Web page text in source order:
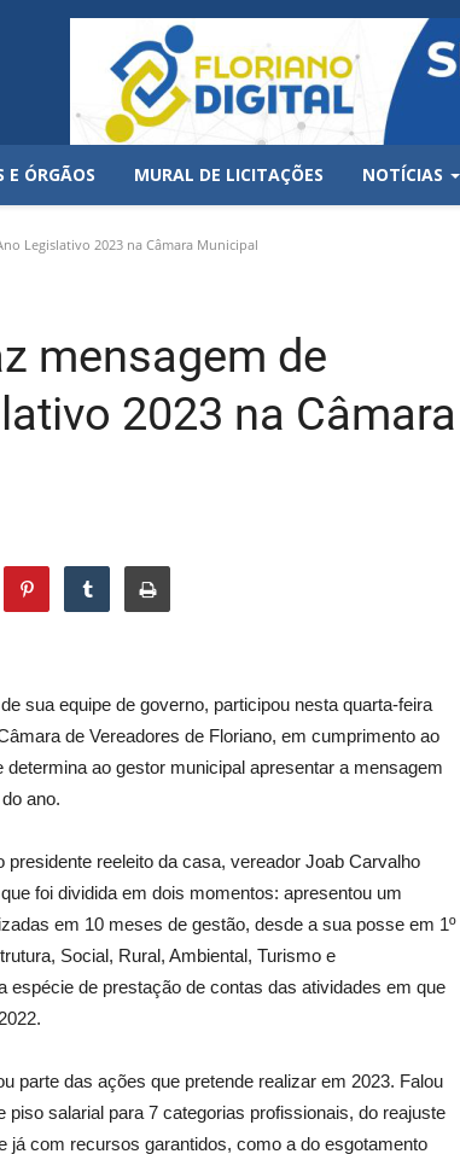
E ÓRGÃOS MURAL DE LICITAÇÕES NOTÍCIAS
Legislativo 2023 na Câmara Municipal
mensagem de
2023 na Câmara
sua equipe de governo, participou nesta quarta-feira
de Vereadores de Floriano, em cumprimento ao
ao gestor municipal apresentar a mensagem
ano.
reeleito da casa, vereador Joab Carvalho
foi dividida em dois momentos: apresentou um
em 10 meses de gestão, desde a sua posse em 1º
Social, Rural, Ambiental, Turismo e
de prestação de contas das atividades em que
parte das ações que pretende realizar em 2023. Falou
salarial para 7 categorias profissionais, do reajuste
com recursos garantidos, como a do esgotamento